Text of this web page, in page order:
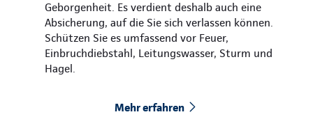
Geborgenheit. Es verdient deshalb auch eine
Absicherung, auf die Sie sich verlassen können.
Schützen Sie es umfassend vor Feuer,
Einbruchdiebstahl, Leitungswasser, Sturm und
Hagel.
Mehr erfahren